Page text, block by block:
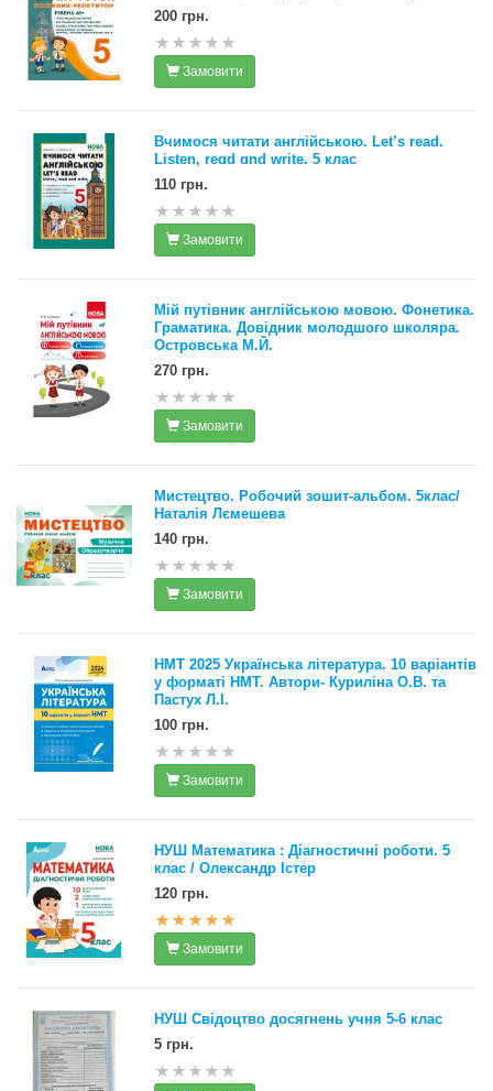
200 грн.
Замовити
Вчимося читати англійською. Let’s read.
Listen, reɑd ɑnd write. 5 клас
110 грн.
Замовити
Мій путівник англійською мовою. Фонетика.
Граматика. Довідник молодшого школяра.
Островська М.Й.
270 грн.
Замовити
Мистецтво. Робочий зошит-альбом. 5клас/
Наталія Лємешева
140 грн.
Замовити
НМТ 2025 Українська література. 10 варіантів
у форматі НМТ. Автори- Куриліна О.В. та
Пастух Л.І.
100 грн.
Замовити
НУШ Математика : Діагностичні роботи. 5
клас / Олександр Істер
120 грн.
Замовити
НУШ Свідоцтво досягнень учня 5-6 клас
5 грн.